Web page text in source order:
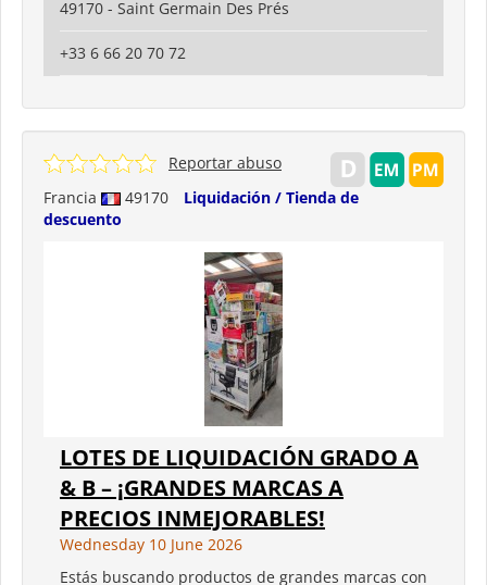
49170 - Saint Germain Des Prés
+33 6 66 20 70 72
Francia 49170
Liquidación / Tienda de
descuento
Reportar abuso
LOTES DE LIQUIDACIÓN GRADO A
& B – ¡GRANDES MARCAS A
PRECIOS INMEJORABLES!
Wednesday 10 June 2026
Estás buscando productos de grandes marcas con